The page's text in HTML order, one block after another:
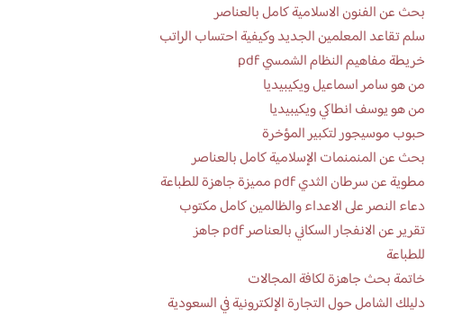
بحث عن الفنون الاسلامية كامل بالعناصر
سلم تقاعد المعلمين الجديد وكيفية احتساب الراتب
خريطة مفاهيم النظام الشمسي pdf
من هو سامر اسماعيل ويكيبيديا
من هو يوسف انطاكي ويكيبيديا
حبوب موسيجور لتكبير المؤخرة
بحث عن المنمنمات الإسلامية كامل بالعناصر
مطوية عن سرطان الثدي pdf مميزة جاهزة للطباعة
دعاء النصر على الاعداء والظالمين كامل مكتوب
تقرير عن الانفجار السكاني بالعناصر pdf جاهز
للطباعة
خاتمة بحث جاهزة لكافة المجالات
دليلك الشامل حول التجارة الإلكترونية في السعودية